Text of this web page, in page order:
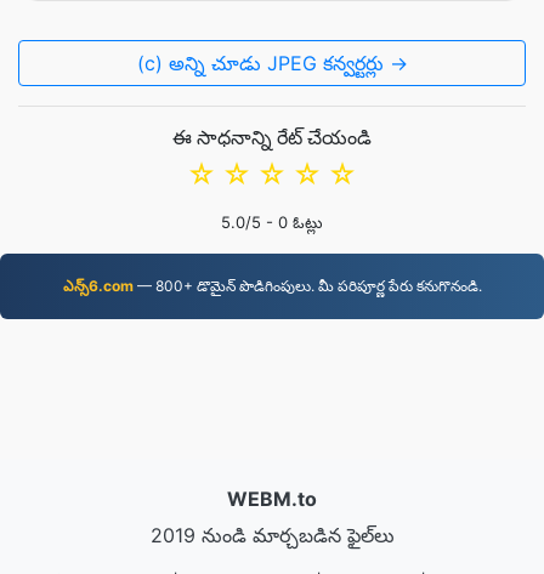
(c) అన్ని చూడు JPEG కన్వర్టర్లు →
ఈ సాధనాన్ని రేట్ చేయండి
☆
☆
☆
☆
☆
5.0/5 - 0 ఓట్లు
ఎన్స్6.com—⁠ 800+ డొమైన్ పొడిగింపులు. మీ పరిపూర్ణ పేరు కనుగొనండి.
WEBM.to
2019 నుండి మార్చబడిన ఫైల్‌లు